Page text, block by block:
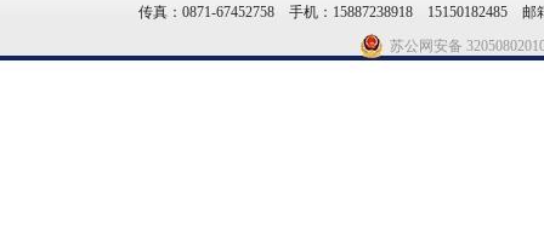
传真：0871-67452758 手机：15887238918 15150182485 邮
苏公网安备